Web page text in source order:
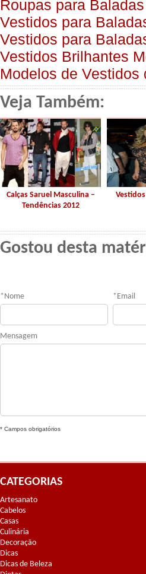
Roupas para
Vestidos para
Vestidos para
Vestidos Brilhantes
Modelos de Vestidos
Veja Também:
Calças Saruel Masculina –
Tendências 2012
Gostou desta
* Nome * Email
Mensagem
* Campos obrigatórios
CATEGORIAS
Artesanato
Cabelos
Casas
Culinária
Decoração
Dicas
Dicas de Beleza